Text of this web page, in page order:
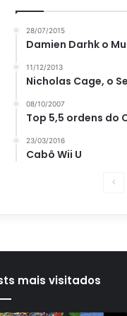
28/07/2015
Damien Darhk o
11/12/2013
Nicholas Cage, o
08/10/2007
Top 5,5 ordens do
23/03/2016
Cabô Wii U
mais visitados